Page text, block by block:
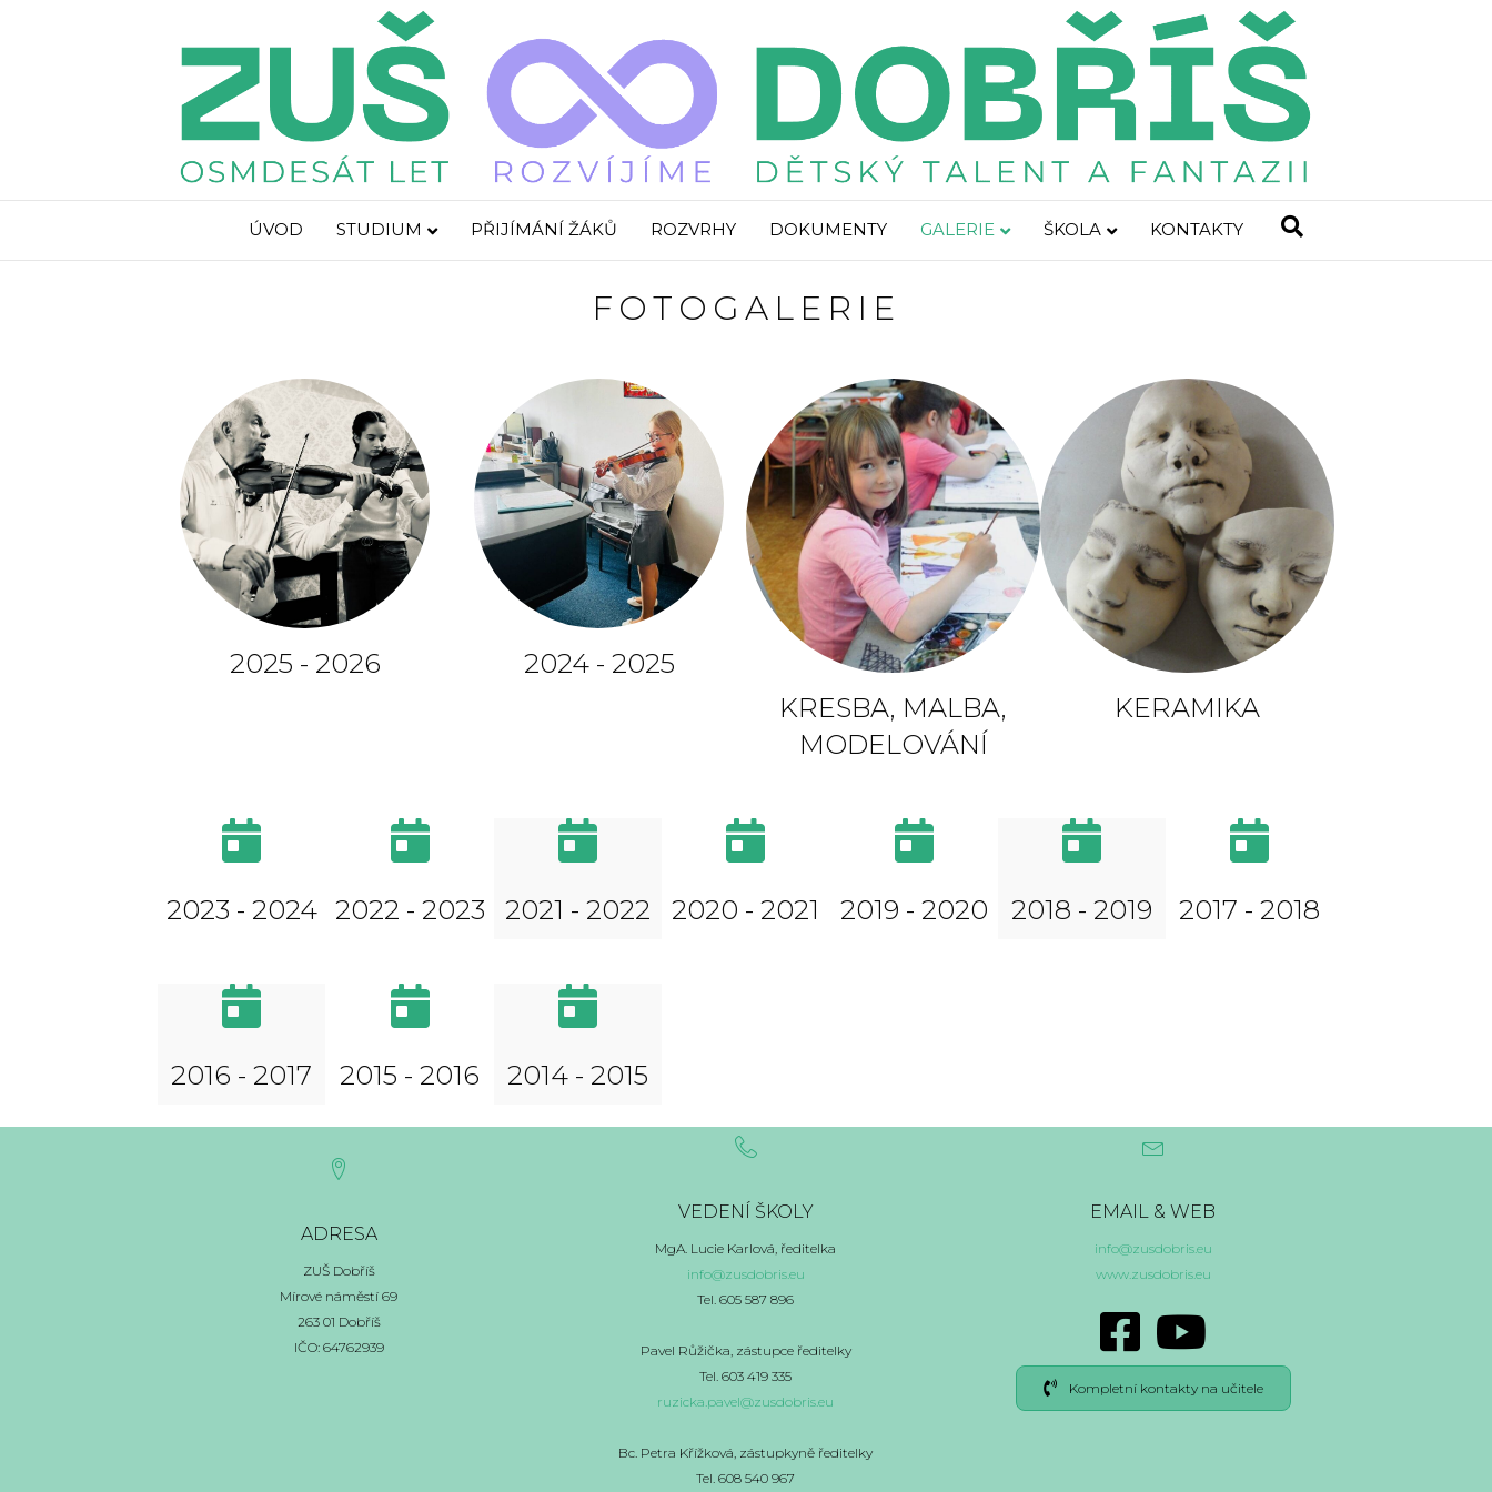
ÚVOD STUDIUM PŘIJÍMÁNÍ ŽÁKŮ ROZVRHY DOKUMENTY GALERIE ŠKOLA KONTAKTY
FOTOGALERIE
2025 - 2026
2024 - 2025
KRESBA, MALBA,
MODELOVÁNÍ
KERAMIKA
2023 - 2024 2022 - 2023 2021 - 2022 2020 - 2021 2019 - 2020 2018 - 2019 2017 - 2018
2016 - 2017 2015 - 2016 2014 - 2015
ADRESA
ZUŠ Dobříš
Mírové náměstí 69
263 01 Dobříš
IČO: 64762939
VEDENÍ ŠKOLY
MgA. Lucie Karlová, ředitelka
info@zusdobris.eu
Tel. 605 587 896
Pavel Růžička, zástupce ředitelky
Tel. 603 419 335
ruzicka.pavel@zusdobris.eu
Bc. Petra Křížková, zástupkyně ředitelky
Tel. 608 540 967
EMAIL & WEB
info@zusdobris.eu
www.zusdobris.eu
Kompletní kontakty na učitele